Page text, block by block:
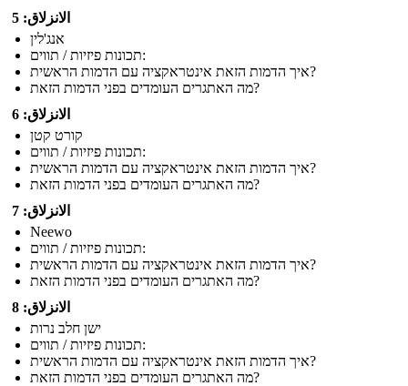
الانزلاق: 5
אנג'לין
תכונות פיזיות / תווים:
איך הדמות הזאת אינטראקציה עם הדמות הראשית?
מה האתגרים העומדים בפני הדמות הזאת?
الانزلاق: 6
קורט קטן
תכונות פיזיות / תווים:
איך הדמות הזאת אינטראקציה עם הדמות הראשית?
מה האתגרים העומדים בפני הדמות הזאת?
الانزلاق: 7
Neewo
תכונות פיזיות / תווים:
איך הדמות הזאת אינטראקציה עם הדמות הראשית?
מה האתגרים העומדים בפני הדמות הזאת?
الانزلاق: 8
ישן חלב נרות
תכונות פיזיות / תווים:
איך הדמות הזאת אינטראקציה עם הדמות הראשית?
מה האתגרים העומדים בפני הדמות הזאת?